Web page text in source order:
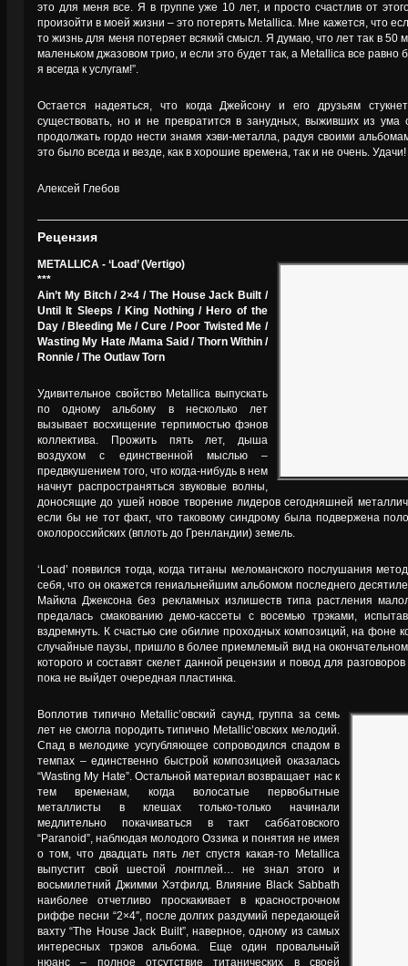
это для меня все. Я в группе уже 10 лет, и просто счастлив от
произойти в моей жизни – это потерять Metallica. Мне кажется, что
то жизнь для меня потеряет всякий смысл. Я думаю, что лет так в 50
маленьком джазовом трио, и если это будет так, а Metallica все равно
я всегда к услугам!”.
Остается надеяться, что когда Джейсону и его друзьям
существовать, но и не превратится в занудных, выживших из ума
продолжать гордо нести знамя хэви-металла, радуя своими
это было всегда и везде, как в хорошие времена, так и не очень. Удачи!
Алексей Глебов
Рецензия
METALLICA - ‘Load’ (Vertigo)
***
Ain’t My Bitch / 2×4 / The House Jack Built /
Until It Sleeps / King Nothing / Hero of the
Day / Bleeding Me / Cure / Poor Twisted Me /
Wasting My Hate /Mama Said / Thorn Within /
Ronnie / The Outlaw Torn
Удивительное свойство Metallica выпускать
по одному альбому в несколько лет
вызывает восхищение терпимостью фэнов
коллектива. Прожить пять лет, дыша
воздухом с единственной мыслью –
предвкушением того, что когда-нибудь в нем
начнут распространяться звуковые волны,
доносящие до ушей новое творение лидеров сегодняшней
если бы не тот факт, что таковому синдрому была подвержена
околороссийских (вплоть до Гренландии) земель.
‘Load’ появился тогда, когда титаны меломанского послушания
себя, что он окажется гениальнейшим альбомом последнего
Майкла Джексона без рекламных излишеств типа растления
предалась смакованию демо-кассеты с восемью трэками,
вздремнуть. К счастью сие обилие проходных композиций, на фоне
случайные паузы, пришло в более приемлемый вид на
которого и составят скелет данной рецензии и повод для
пока не выйдет очередная пластинка.
Воплотив типично Metallic’овский саунд, группа за семь
лет не смогла породить типично Metallic’овских мелодий.
Спад в мелодике усугубляющее сопроводился спадом в
темпах – единственно быстрой композицией оказалась
“Wasting My Hate”. Остальной материал возвращает нас к
тем временам, когда волосатые первобытные
металлисты в клешах только-только начинали
медлительно покачиваться в такт саббатовского
“Paranoid”, наблюдая молодого Оззика и понятия не имея
о том, что двадцать пять лет спустя какая-то Metallica
выпустит свой шестой лонгплей… не знал этого и
восьмилетний Джимми Хэтфилд. Влияние Black Sabbath
наиболее отчетливо проскакивает в краснострочном
риффе песни “2×4″, после долгих раздумий передающей
вахту “The House Jack Built”, наверное, одному из самых
интересных трэков альбома. Еще один провальный
нюанс – полное отсутствие титанических в своей